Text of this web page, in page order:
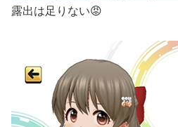
露出は足りない😡